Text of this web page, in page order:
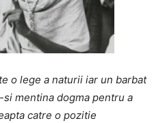
o lege a naturii iar un barbat
mentina dogma pentru a
catre o pozitie